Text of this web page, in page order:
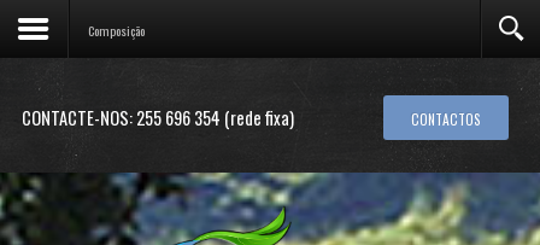
Composição
CONTACTOS
CONTACTE-NOS:255 696 354 (rede fixa)